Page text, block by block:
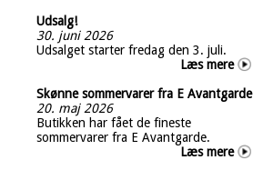
Udsalg!
30. juni 2026
Udsalget starter fredag den 3. juli.
Læs mere
Skønne sommervarer fra E Avantgarde
20. maj 2026
Butikken har fået de fineste
sommervarer fra E Avantgarde.
Læs mere